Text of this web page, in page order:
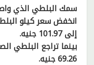
سمك البلطي الذي
إلى 101.97 جنيه.
69.26 جنيه.